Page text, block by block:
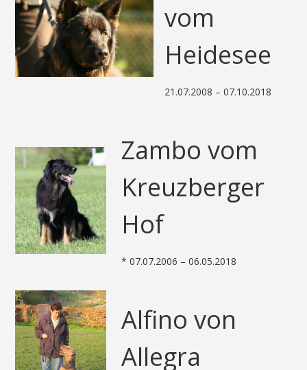
vom
Heidesee
21.07.2008 – 07.10.2018
Zambo vom
Kreuzberger
Hof
* 07.07.2006 – 06.05.2018
Alfino von
Allegra